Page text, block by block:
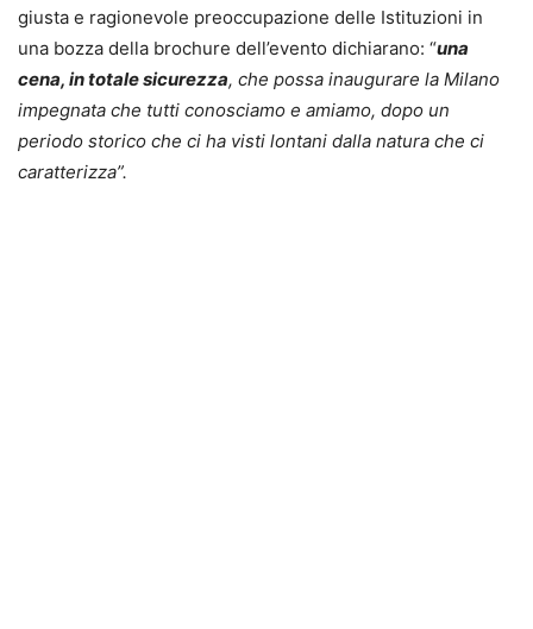
giusta e ragionevole preoccupazione delle Istituzioni in
una bozza della brochure dell’evento dichiarano: “una
cena, in totale sicurezza, che possa inaugurare la Milano
impegnata che tutti conosciamo e amiamo, dopo un
periodo storico che ci ha visti lontani dalla natura che ci
caratterizza”.